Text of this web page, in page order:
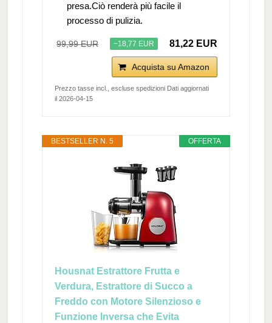
presa.Ciò renderà più facile il
processo di pulizia.
99,99 EUR −18,77 EUR 81,22 EUR
Acquista su Amazon
Prezzo tasse incl., escluse spedizioni Dati aggiornati
il 2026-04-15
OFFERTA
BESTSELLER N. 5
Housnat Estrattore Frutta e
Verdura, Estrattore di Succo a
Freddo con Motore Silenzioso e
Funzione Inversa che Evita